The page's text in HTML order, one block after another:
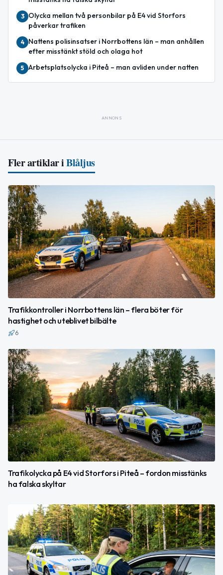
3
Olycka mellan två personbilar på E4 vid Storfors
påverkar trafiken
4
Nattens polisinsatser i Norrbottens län – man anhållen
efter misstänkt stöld och olaga hot
5 Arbetsplatsolycka i Piteå – man avliden under natten
ANNONS
Fler artiklar iBlåljus
Trafikkontroller i Norrbottens län – flera böter för
hastighet och uteblivet bilbälte
6
Trafikolycka på E4 vid Storfors i Piteå – fordon misstänks
ha falska skyltar